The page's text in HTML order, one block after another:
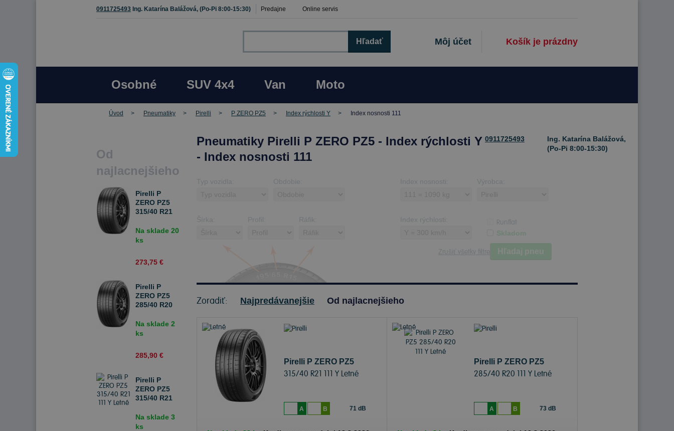
0911725493 Ing. Katarína Balážová, (Po-Pi 8:00-15:30) Predajne Online servis
Košík je prázdny
Môj účet
Hľadať
Osobné SUV 4x4 Van Moto
Úvod Pneumatiky Pirelli P ZERO PZ5 Index rýchlosti Y Index nosnosti 111
Od
najlacnejšieho
Pirelli P
ZERO PZ5
315/40 R21
Na sklade 20
ks
273,75 €
Pirelli P
ZERO PZ5
285/40 R20
Na sklade 2
ks
285,90 €
Pirelli P
ZERO PZ5
315/40 R21
Na sklade 3
ks
Pneumatiky Pirelli P ZERO PZ5 - Index rýchlosti Y
- Index nosnosti 111
0911725493
Ing. Katarína Balážová,
(Po-Pi 8:00-15:30)
Typ vozidla: Obdobie: Index nosnosti: Výrobca:
Šírka: Profil: Ráfik: Index rýchlosti: Runflat
Skladom
Zrušiť všetky filtre Hľadaj pneu
Zoradiť: Najpredávanejšie Od najlacnejšieho
Pirelli P ZERO PZ5
315/40 R21 111 Y Letné
A B 71 dB
Pirelli P ZERO PZ5
285/40 R20 111 Y Letné
A B 73 dB